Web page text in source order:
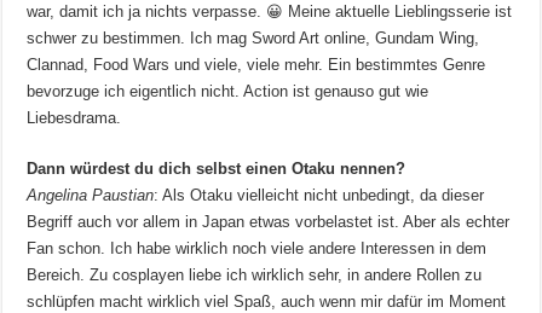
war, damit ich ja nichts verpasse. 😀 Meine aktuelle Lieblingsserie ist
schwer zu bestimmen. Ich mag Sword Art online, Gundam Wing,
Clannad, Food Wars und viele, viele mehr. Ein bestimmtes Genre
bevorzuge ich eigentlich nicht. Action ist genauso gut wie
Liebesdrama.
Dann würdest du dich selbst einen Otaku nennen?
Angelina Paustian: Als Otaku vielleicht nicht unbedingt, da dieser
Begriff auch vor allem in Japan etwas vorbelastet ist. Aber als echter
Fan schon. Ich habe wirklich noch viele andere Interessen in dem
Bereich. Zu cosplayen liebe ich wirklich sehr, in andere Rollen zu
schlüpfen macht wirklich viel Spaß, auch wenn mir dafür im Moment